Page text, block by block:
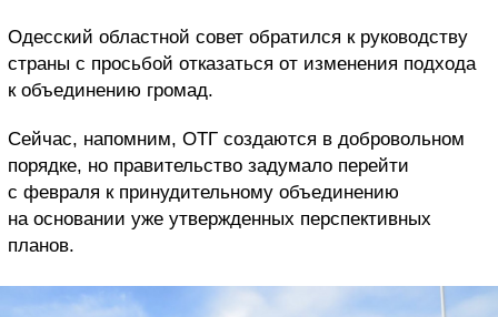
Одесский областной совет обратился к руководству
страны с просьбой отказаться от изменения подхода
к объединению громад.
Сейчас, напомним, ОТГ создаются в добровольном
порядке, но правительство задумало перейти
с февраля к принудительному объединению
на основании уже утвержденных перспективных
планов.